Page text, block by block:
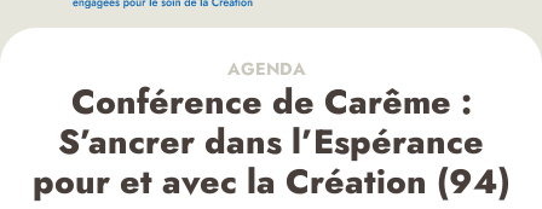
AGENDA
Conférence de Carême :
S’ancrer dans l’Espérance
pour et avec la Création (94)